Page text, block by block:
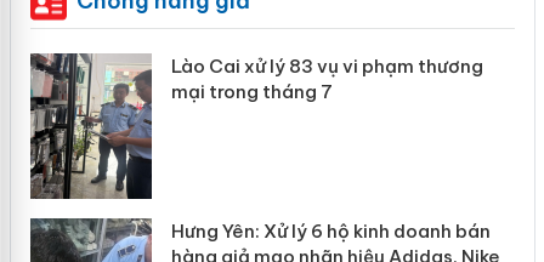
Lào Cai xử lý 83 vụ vi phạm thương
mại trong tháng 7
Hưng Yên: Xử lý 6 hộ kinh doanh bán
hàng giả mạo nhãn hiệu Adidas, Nike